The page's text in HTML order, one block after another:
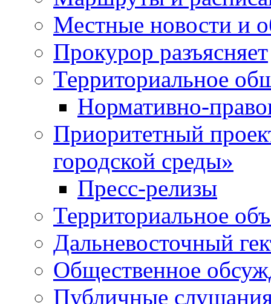
Местные новости и
Прокурор разъясняет
Территориальное
Нормативно-
Приоритетный
городской среды»
Пресс-релизы
Территориальное
Дальневосточный
Общественное
Публичные